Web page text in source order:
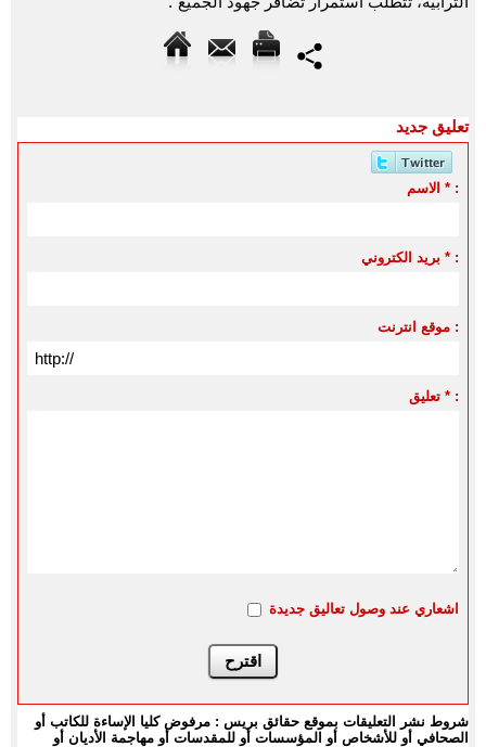
تعليق جديد
الاسم * :
بريد الكتروني * :
موقع انترنت :
تعليق * :
اشعاري عند وصول تعاليق جديدة
شروط نشر التعليقات بموقع حقائق بريس : مرفوض كليا الإساءة للكاتب أو
الصحافي أو للأشخاص أو المؤسسات أو للمقدسات أو مهاجمة الأديان أو